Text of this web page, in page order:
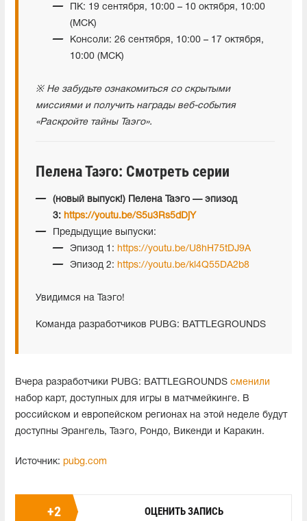
ПК: 19 сентября, 10:00 – 10 октября, 10:00
(МСК)
Консоли: 26 сентября, 10:00 – 17 октября,
10:00 (МСК)
※ Не забудьте ознакомиться со скрытыми
миссиями и получить награды веб-события
«Раскройте тайны Таэго».
Пелена Таэго: Смотреть серии
(новый выпуск!) Пелена Таэго — эпизод
3: https://youtu.be/S5u3Rs5dDjY
Предыдущие выпуски:
Эпизод 1: https://youtu.be/U8hH75tDJ9A
Эпизод 2: https://youtu.be/kl4Q55DA2b8
Увидимся на Таэго!
Команда разработчиков PUBG: BATTLEGROUNDS
Вчера разработчики PUBG: BATTLEGROUNDS сменили
набор карт, доступных для игры в матчмейкинге. В
российском и европейском регионах на этой неделе будут
доступны Эрангель, Таэго, Рондо, Викенди и Каракин.
Источник: pubg.com
+2 ОЦЕНИТЬ ЗАПИСЬ